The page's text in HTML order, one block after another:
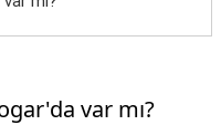
var mı?